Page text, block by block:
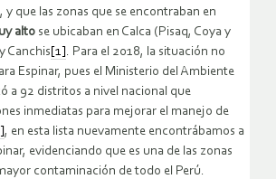
y que las zonas que se encontraban en
alto se ubicaban en Calca (Pisaq, Coya y
Canchis[1] . Para el 2018, la situación no
Espinar, pues el Ministerio del Ambiente
a 92 distritos a nivel nacional que
inmediatas para mejorar el manejo de
, en esta lista nuevamente encontrábamos a
evidenciando que es una de las zonas
contaminación de todo el Perú.